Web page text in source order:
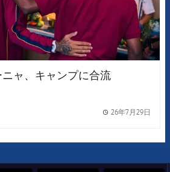
ャ、キャンプに合流
26年7月29日